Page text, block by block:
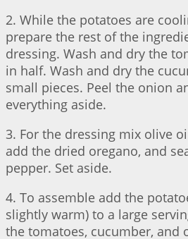
2. While the potatoes are
prepare the rest of the
dressing. Wash and dry the
in half. Wash and dry the
small pieces. Peel the onion
everything aside.
3. For the dressing mix olive
add the dried oregano, and
pepper. Set aside.
4. To assemble add the
slightly warm) to a large
the tomatoes, cucumber, and